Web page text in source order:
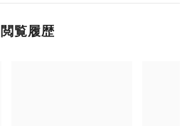
閲覧履歴